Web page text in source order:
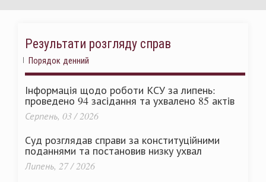
Результати розгляду справ
Порядок денний
Інформація щодо роботи КСУ за липень:
проведено 94 засідання та ухвалено 85 актів
Серпень, 03 / 2026
Суд розглядав справи за конституційними
поданнями та постановив низку ухвал
Липень, 27 / 2026